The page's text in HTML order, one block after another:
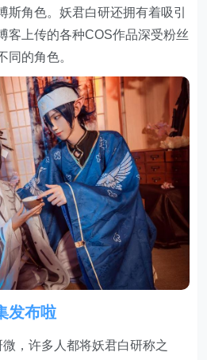
斯角色。妖君白研还拥有着吸引
客上传的各种COS作品深受粉丝
同的角色。
发布啦
，许多人都将妖君白研称之